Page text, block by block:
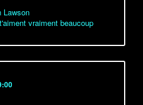
Lawson
vraiment beaucoup